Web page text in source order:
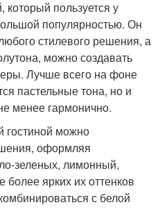
который пользуется у
популярностью. Он
стилевого решения, а
можно создавать
Лучше всего на фоне
пастельные тона, но и
менее гармонично.
можно
оформляя
зеленых, лимонный,
более ярких их оттенков
с белой